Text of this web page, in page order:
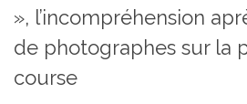
», l’incompréhension
de photographes sur la
course